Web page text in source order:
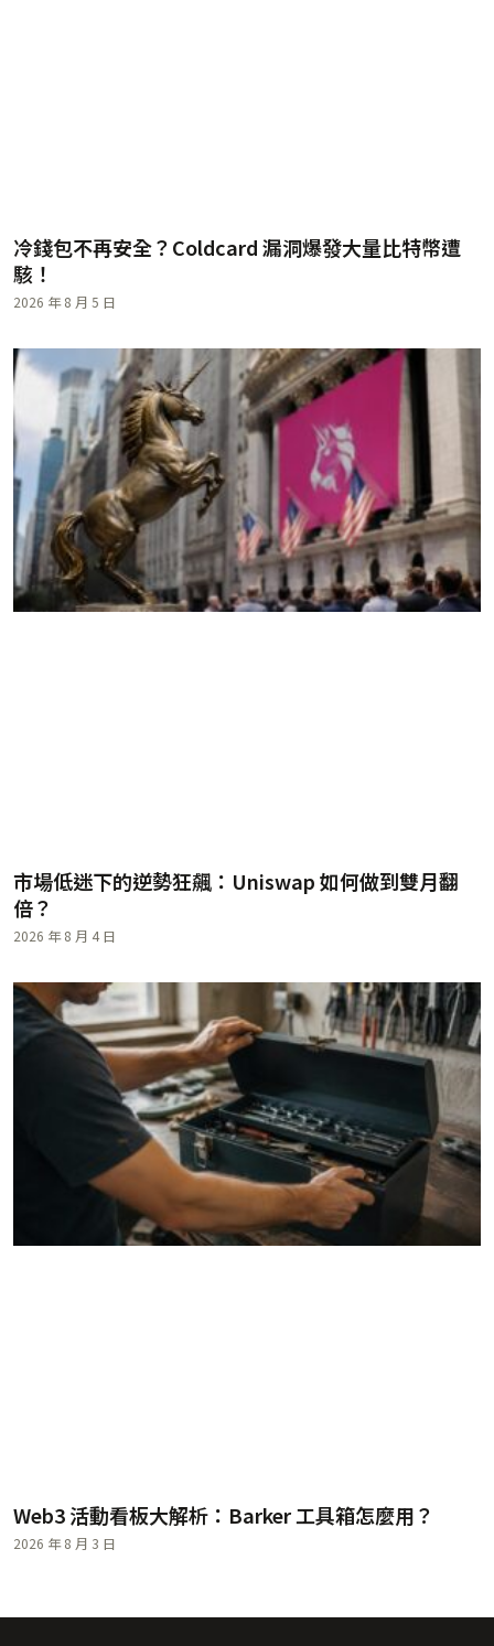
冷錢包不再安全？Coldcard 漏洞爆發大量比特幣遭
駭！
2026 年 8 月 5 日
市場低迷下的逆勢狂飆：Uniswap 如何做到雙月翻
倍？
2026 年 8 月 4 日
Web3 活動看板大解析：Barker 工具箱怎麼用？
2026 年 8 月 3 日